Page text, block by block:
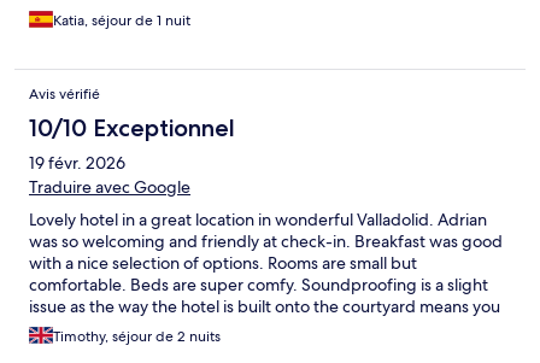
Katia, séjour de 1 nuit
Avis vérifié
10/10 Exceptionnel
19 févr. 2026
Traduire avec Google
Lovely hotel in a great location in wonderful Valladolid. Adrian
was so welcoming and friendly at check-in. Breakfast was good
with a nice selection of options. Rooms are small but
comfortable. Beds are super comfy. Soundproofing is a slight
issue as the way the hotel is built onto the courtyard means you
can hear everyone coming and going. Location is brilliant and
really easy walk to centre.
Timothy, séjour de 2 nuits